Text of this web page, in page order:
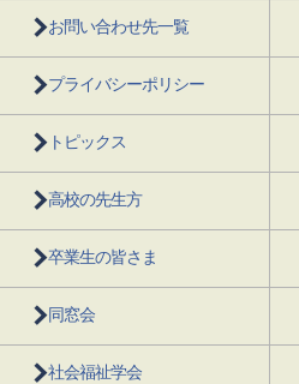
お問い合わせ先一覧
プライバシーポリシー
トピックス
高校の先生方
卒業生の皆さま
同窓会
社会福祉学会